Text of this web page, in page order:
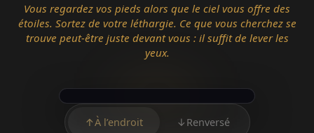
Vous regardez vos pieds alors que le ciel vous offre des
étoiles. Sortez de votre léthargie. Ce que vous cherchez se
trouve peut-être juste devant vous : il suffit de lever les
yeux.
↑À l’endroit ↓ Renversé